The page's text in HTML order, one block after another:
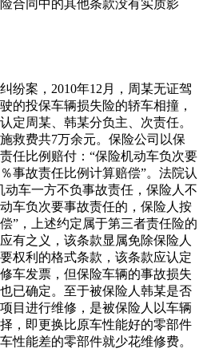
合同中的其他条款没有实质影
纷案，2010年12月，周某无证驾
的投保车辆损失险的轿车相撞，
定周某、韩某分负主、次责任。
救费共7万余元。保险公司以保
任比例赔付：“保险机动车负次要
事故责任比例计算赔偿”。法院认
动车一方不负事故责任，保险人不
车负次要事故责任的，保险人按
”，上述约定属于第三者责任险的
有之义，该条款显属免除保险人
权利的格式条款，该条款应认定
车发票，但保险车辆的事故损失
已确定。至于被保险人韩某是否
目进行维修，是被保险人以车辆
，即更换比原车性能好的零部件
性能差的零部件就少花维修费。